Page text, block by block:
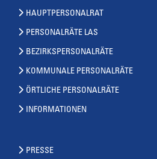
HAUPTPERSONALRAT
PERSONALRÄTE LAS
BEZIRKSPERSONALRÄTE
KOMMUNALE PERSONALRÄTE
ÖRTLICHE PERSONALRÄTE
INFORMATIONEN
PRESSE